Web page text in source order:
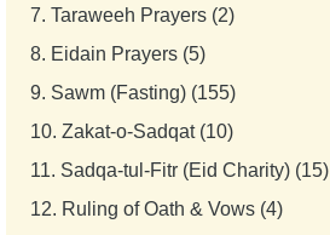
7. Taraweeh Prayers (2)
8. Eidain Prayers (5)
9. Sawm (Fasting) (155)
10. Zakat-o-Sadqat (10)
11. Sadqa-tul-Fitr (Eid Charity) (15)
12. Ruling of Oath & Vows (4)